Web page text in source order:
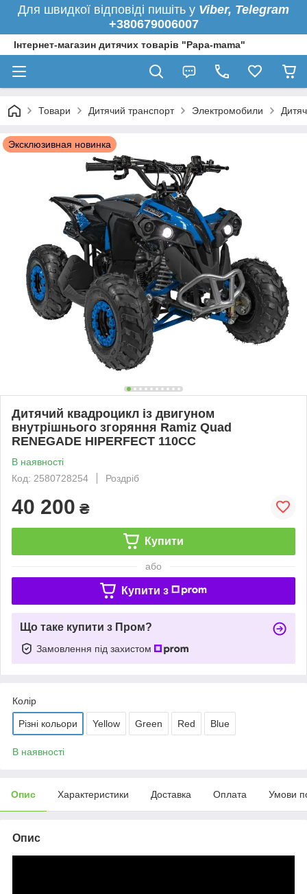
Для швидкої відповіді пишіть у Viber, Telegram
+380679006007
Інтернет-магазин дитячих товарів "Papa-mama"
Товари Дитячий транспорт Электромобили
Эксклюзивная новинка
Дитячий квадроцикл із двигуном
внутрішнього згоряння Ramiz Quad
RENEGADE HIPERFECT 110CC
В наявності
Код: 2580728254
Роздріб
40 200 ₴
Купити
або
Купити з
Що таке купити з Пром?
Замовлення під захистом
Колір
Різні кольори Yellow Green Red Blue
В наявності
Опис Характеристики Доставка Оплата Умови
Опис